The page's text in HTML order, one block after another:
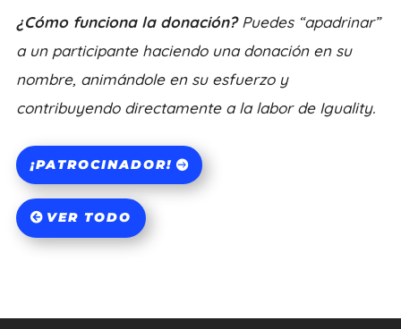
¿Cómo funciona la donación?Puedes “apadrinar”
a un participante haciendo una donación en su
nombre, animándole en su esfuerzo y
contribuyendo directamente a la labor de Iguality.
¡PATROCINADOR!
VER TODO